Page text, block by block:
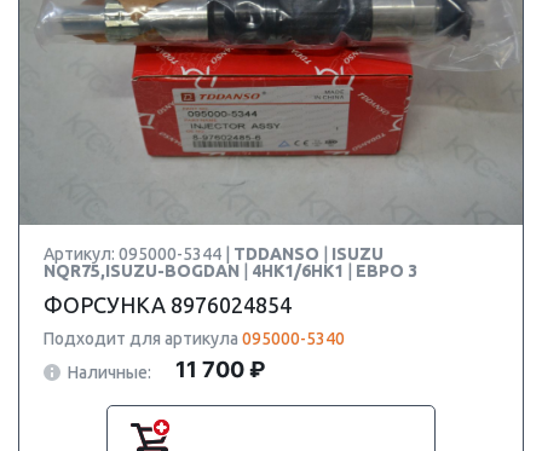
Артикул: 095000-5344 | TDDANSO
ISUZU
NQR75,ISUZU-BOGDAN
4HK1/6HK1 ЕВРО 3
ФОРСУНКА 8976024854
Подходит для артикула 095000-5340
Наличные:
11 700 ₽